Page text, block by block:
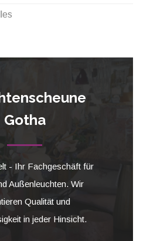
Gotha
- Ihr Fachgeschäft für
Außenleuchten. Wir
Qualität und
in jeder Hinsicht.